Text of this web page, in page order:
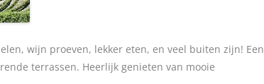
wijn proeven, lekker eten, en veel buiten zijn! Een
terrassen. Heerlijk genieten van mooie